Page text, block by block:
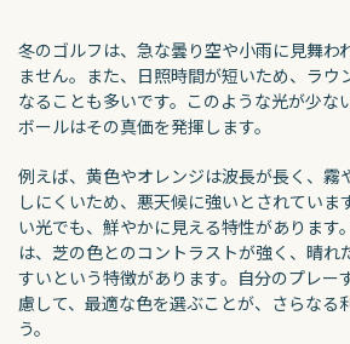
冬のゴルフは、急な曇り空や小雨に見舞わ
ません。また、日照時間が短いため、ラウ
なることも多いです。このような光が少な
ボールはその真価を発揮します。
例えば、黄色やオレンジは波長が長く、霧
しにくいため、悪天候に強いとされていま
い光でも、鮮やかに見える特性があります
は、芝の色とのコントラストが強く、晴れ
すいという特徴があります。自分のプレー
慮して、最適な色を選ぶことが、さらなる
う。